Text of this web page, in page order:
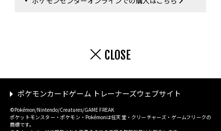
CLOSE
ポケモンカードゲーム トレーナーズウェブサイト
©Pokémon/Nintendo/Creatures/GAME FREAK
ポケットモンスター・ポケモン・Pokémonは任天堂・クリーチャーズ・ゲームフリークの
商標です。